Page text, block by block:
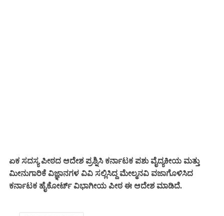
ಏಕ ಸದಸ್ಯ ಪೀಠದ ಆದೇಶ ಪ್ರಶ್ನಿಸಿ ಕರ್ನಾಟಕ ಪಶು ವೈದ್ಯಕೀಯ ಮತ್ತು
ಮೀನುಗಾರಿಕೆ ವಿಜ್ಞಾನಗಳ ವಿವಿ ಸಲ್ಲಿಸಿದ್ದ ಮೇಲ್ಮನವಿ ವಜಾಗೊಳಿಸಿದ
ಕರ್ನಾಟಕ ಹೈಕೋರ್ಟ್‌ ವಿಭಾಗೀಯ ಪೀಠ ಈ ಆದೇಶ ಮಾಡಿದೆ.